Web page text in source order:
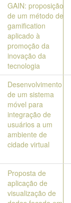
GAIN: proposição
de um método de
gamification
aplicado à
promoção da
inovação da
tecnologia
Desenvolvimento
de um sistema
móvel para
integração de
usuários a um
ambiente de
cidade virtual
Proposta de
aplicação de
visualização de